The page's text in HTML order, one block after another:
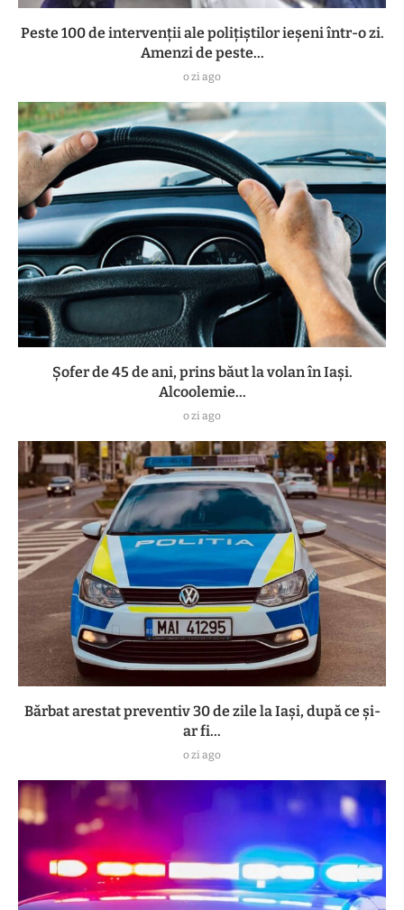
Peste 100 de intervenții ale polițiștilor ieșeni într-o zi.
Amenzi de peste...
o zi ago
Șofer de 45 de ani, prins băut la volan în Iași.
Alcoolemie...
o zi ago
Bărbat arestat preventiv 30 de zile la Iași, după ce și-
ar fi...
o zi ago